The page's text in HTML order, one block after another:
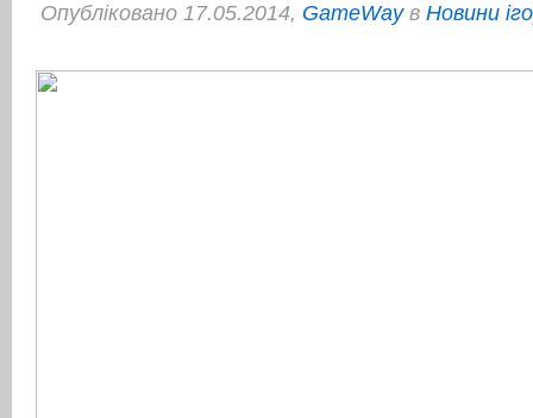
Опубліковано 17.05.2014, GameWayв Новини